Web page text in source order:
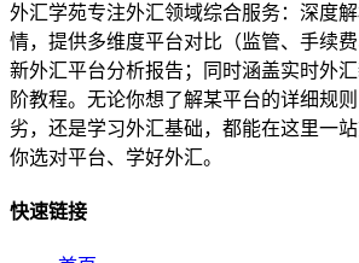
外汇学苑专注外汇领域综合服务：深度
情，提供多维度平台对比（监管、手续
新外汇平台分析报告；同时涵盖实时外
阶教程。无论你想了解某平台的详细规
劣，还是学习外汇基础，都能在这里一
你选对平台、学好外汇。
快速链接